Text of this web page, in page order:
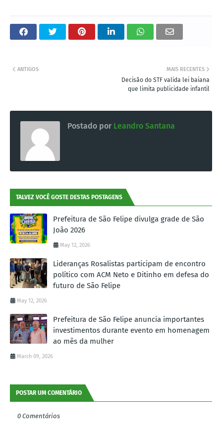
MAIS RECENTES
Decisão do STF valida lei baiana
que limita publicidade infantil
ANTIGOS
Postado por Leandro Santana
TALVEZ VOCÊ GOSTE DESTAS POSTAGENS
Prefeitura de São Felipe divulga grade de São
João 2026
May 12, 2026
Lideranças Rosalistas participam de encontro
político com ACM Neto e Ditinho em defesa do
futuro de São Felipe
May 12, 2026
Prefeitura de São Felipe anuncia importantes
investimentos durante evento em homenagem
ao mês da mulher
March 09, 2026
POSTAR UM COMENTÁRIO
0 Comentários